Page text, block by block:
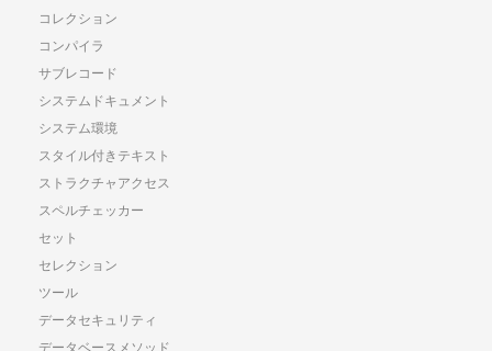
コレクション
コンパイラ
サブレコード
システムドキュメント
システム環境
スタイル付きテキスト
ストラクチャアクセス
スペルチェッカー
セット
セレクション
ツール
データセキュリティ
データベースメソッド